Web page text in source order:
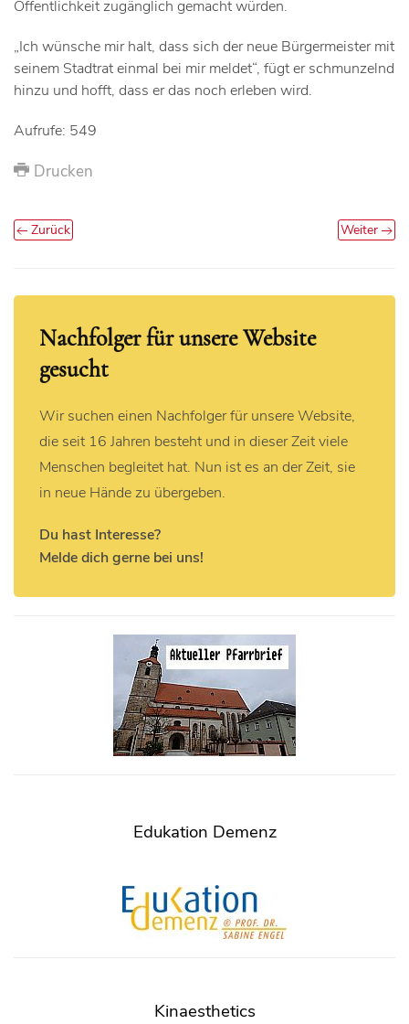
Öffentlichkeit zugänglich gemacht würden.
„Ich wünsche mir halt, dass sich der neue Bürgermeister mit
seinem Stadtrat einmal bei mir meldet“, fügt er schmunzelnd
hinzu und hofft, dass er das noch erleben wird.
Aufrufe: 549
Drucken
Zurück Weiter
Nachfolger für unsere Website
gesucht
Wir suchen einen Nachfolger für unsere Website,
die seit 16 Jahren besteht und in dieser Zeit viele
Menschen begleitet hat. Nun ist es an der Zeit, sie
in neue Hände zu übergeben.
Du hast Interesse?
Melde dich gerne bei uns!
Edukation Demenz
Kinaesthetics